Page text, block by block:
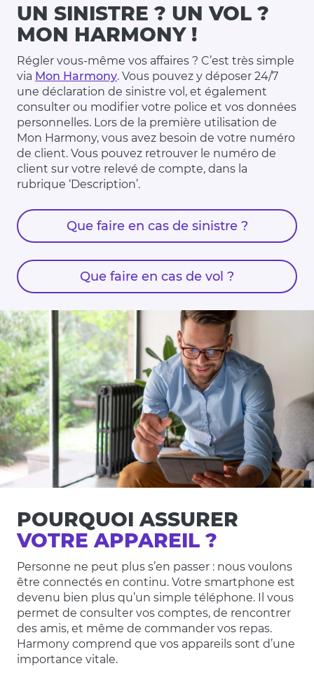
UN SINISTRE ? UN VOL ?
MON HARMONY !
Régler vous-même vos affaires ? C’est très simple
via Mon Harmony. Vous pouvez y déposer 24/7
une déclaration de sinistre vol, et également
consulter ou modifier votre police et vos données
personnelles. Lors de la première utilisation de
Mon Harmony, vous avez besoin de votre numéro
de client. Vous pouvez retrouver le numéro de
client sur votre relevé de compte, dans la
rubrique ‘Description’.
Que faire en cas de sinistre ?
Que faire en cas de vol ?
POURQUOI ASSURER
VOTRE APPAREIL ?
Personne ne peut plus s’en passer : nous voulons
être connectés en continu. Votre smartphone est
devenu bien plus qu’un simple téléphone. Il vous
permet de consulter vos comptes, de rencontrer
des amis, et même de commander vos repas.
Harmony comprend que vos appareils sont d’une
importance vitale.